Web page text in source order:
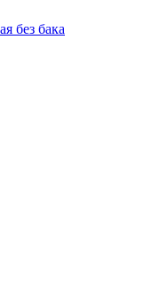
без бака